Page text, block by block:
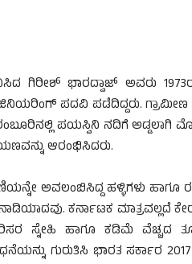
ಗಿರೀಶ್ ಭಾರದ್ವಾಜ್ ಅವರು
ಪದವಿ ಪಡೆದಿದ್ದರು. ಗ್ರಾಮೀಣ
ಪಯಸ್ವಿನಿ ನದಿಗೆ ಅಡ್ಡಲಾಗಿ
ಆರಂಭಿಸಿದರು.
ಅವಲಂಬಿಸಿದ್ದ ಹಳ್ಳಿಗಳು ಹಾಗೂ
ಕರ್ನಾಟಕ ಮಾತ್ರವಲ್ಲದೆ
ಸ್ನೇಹಿ ಹಾಗೂ ಕಡಿಮೆ ವೆಚ್ಚದ
ಗುರುತಿಸಿ ಭಾರತ ಸರ್ಕಾರ 2017